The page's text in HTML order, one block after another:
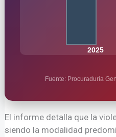
2025
Fuente: Procuraduría
El informe detalla que la
siendo la modalidad